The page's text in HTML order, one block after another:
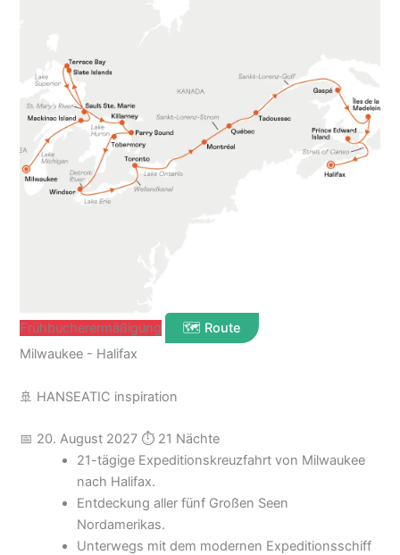
Frühbucherermäßigung
🗺️ Route
Milwaukee - Halifax
🚢 HANSEATIC inspiration
📅 20. August 2027 ⏱ 21 Nächte
21-tägige Expeditionskreuzfahrt von Milwaukee
nach Halifax.
Entdeckung aller fünf Großen Seen
Nordamerikas.
Unterwegs mit dem modernen Expeditionsschiff